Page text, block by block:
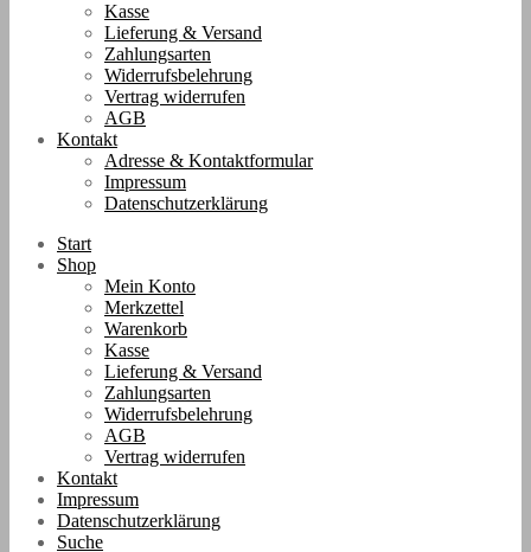
Kasse
Lieferung & Versand
Zahlungsarten
Widerrufsbelehrung
Vertrag widerrufen
AGB
Kontakt
Adresse & Kontaktformular
Impressum
Datenschutzerklärung
Start
Shop
Mein Konto
Merkzettel
Warenkorb
Kasse
Lieferung & Versand
Zahlungsarten
Widerrufsbelehrung
AGB
Vertrag widerrufen
Kontakt
Impressum
Datenschutzerklärung
Suche